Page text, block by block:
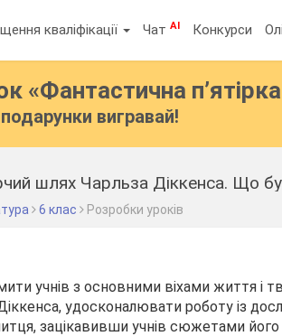
кваліфікації ЧатAI Конкурси
«Фантастична
вигравай!
шлях Чарльза Діккенса. Що
6 клас Розробки уроків
учнів з основними віхами життя і
удосконалювати роботу із
зацікавивши учнів сюжетами